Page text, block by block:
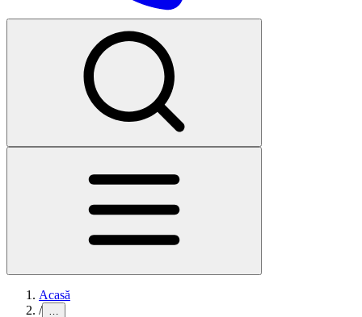
Acasă
/ …